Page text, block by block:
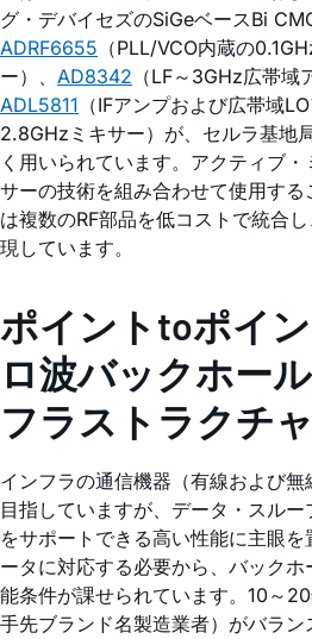
グ・デバイセズのSiGeベースBi
ADRF6655 （PLL/VCO内蔵の
ー）、 AD8342 （LF～3GHz広帯域
ADL5811 （IFアンプおよび広帯域
2.8GHzミキサー）が、セルラ基地
く用いられています。アクティブ
サーの技術を組み合わせて使用す
は複数のRF部品を低コストで統合
現しています。
ポイントtoポイ
ロ波バックホー
フラストラクチャ
インフラの通信機器（有線および
目指していますが、データ・スル
をサポートできる高い性能に主眼
ータに対応する必要から、バック
能条件が課せられています。10～
手先ブランド名製造業者）がバラ